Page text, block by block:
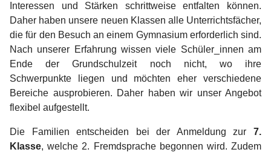
Interessen und Stärken schrittweise entfalten können.
Daher haben unsere neuen Klassen alle Unterrichtsfächer,
die für den Besuch an einem Gymnasium erforderlich sind.
Nach unserer Erfahrung wissen viele Schüler_innen am
Ende der Grundschulzeit noch nicht, wo ihre
Schwerpunkte liegen und möchten eher verschiedene
Bereiche ausprobieren. Daher haben wir unser Angebot
flexibel aufgestellt.
Die Familien entscheiden bei der Anmeldung zur 7.
Klasse, welche 2. Fremdsprache begonnen wird. Zudem